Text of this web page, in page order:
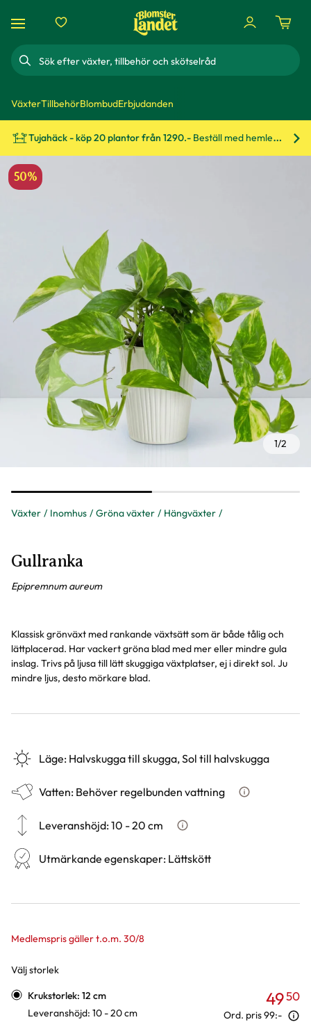
Sök
VäxterTillbehörBlombudErbjudanden
Tujahäck - köp 20 plantor från 1290.- Beställ med hemleverans!
Växter Inomhus Gröna växter Hängväxter
50%
1/2
Gullranka
Epipremnum aureum
Klassisk grönväxt med rankande växtsätt som är både tålig och
lättplacerad. Har vackert gröna blad med mer eller mindre gula
inslag. Trivs på ljusa till lätt skuggiga växtplatser, ej i direkt sol. Ju
mindre ljus, desto mörkare blad.
Läge: Halvskugga till skugga, Sol till halvskugga
Vatten: Behöver regelbunden vattning Hur ska du
Leveranshöjd:10 - 20 cm Hur vi mäter leveranshöjd på
Utmärkande egenskaper: Lättskött
Medlemspris gäller t.o.m. 30/8
Välj storlek
Varianter
Krukstorlek: 12 cm
Leveranshöjd: 10 - 20 cm
4950
Ord. pris99:-